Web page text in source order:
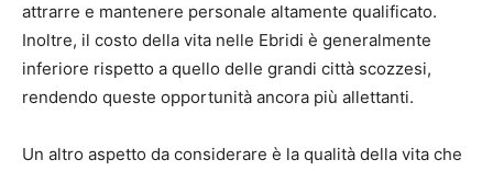
attrarre e mantenere personale altamente qualificato.
Inoltre, il costo della vita nelle Ebridi è generalmente
inferiore rispetto a quello delle grandi città scozzesi,
rendendo queste opportunità ancora più allettanti.
Un altro aspetto da considerare è la qualità della vita che